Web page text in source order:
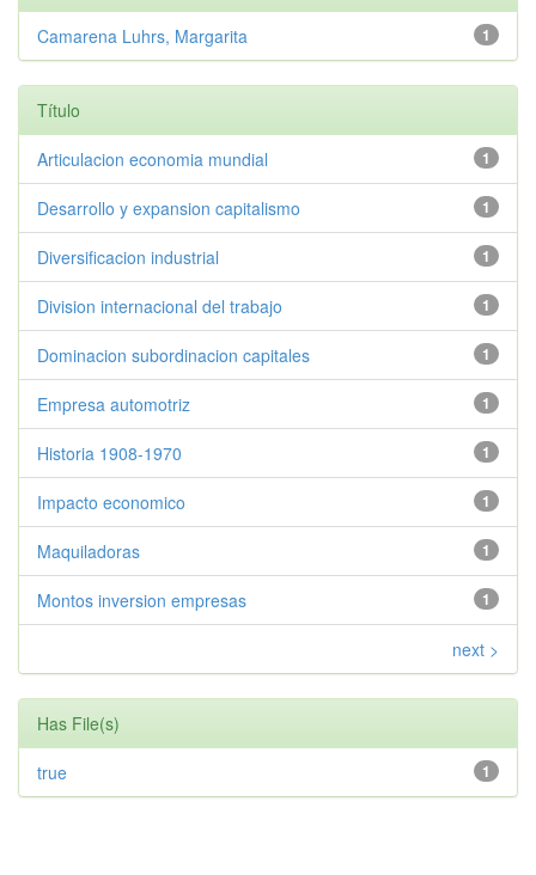
1
Camarena Luhrs, Margarita
Título
1
Articulacion economia mundial
1
Desarrollo y expansion capitalismo
1
Diversificacion industrial
1
Division internacional del trabajo
1
Dominacion subordinacion capitales
1
Empresa automotriz
1
Historia 1908-1970
1
Impacto economico
1
Maquiladoras
1
Montos inversion empresas
next >
Has File(s)
1
true